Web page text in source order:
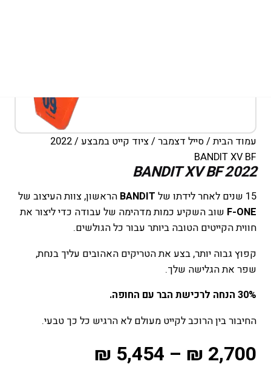
עמוד הבית/סייל דצמבר/ציוד קייט במבצע
/ 2022
BANDIT XV BF
2022 BANDIT XV BF
15 שנים לאחר לידתו של BANDIT הראשון, צוות העיצוב של
F-ONE שוב השקיע כמות מדהימה של עבודה כדי ליצור את
חווית הקייטים הטובה ביותר עבור כל הגולשים.
קפוץ גבוה יותר, בצע את הטריקים האהובים עליך בנחת,
שפר את הגלישה שלך.
30% הנחה לרכישת הבר עם החופה.
החיבור בין הרוכב לקייט מעולם לא הרגיש כל כך טבעי.
₪ 2,700
–
₪ 5,454